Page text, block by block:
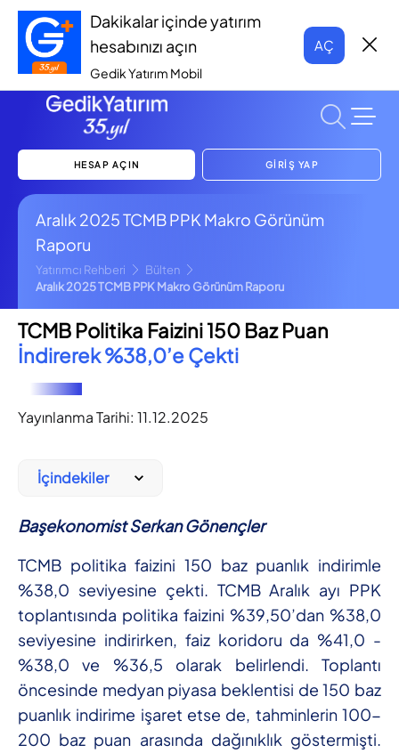
Dakikalar içinde yatırım
hesabınızı açın
Gedik Yatırım Mobil
AÇ
HESAP AÇIN GİRİŞ YAP
Aralık 2025 TCMB PPK Makro Görünüm
Raporu
Yatırımcı Rehberi
Bülten
Aralık 2025 TCMB PPK Makro Görünüm Raporu
TCMB Politika Faizini 150 Baz Puan
İndirerek %38,0’e Çekti
Yayınlanma Tarihi: 11.12.2025
İçindekiler
Başekonomist Serkan Gönençler
TCMB politika faizini 150 baz puanlık indirimle
%38,0 seviyesine çekti. TCMB Aralık ayı PPK
toplantısında politika faizini %39,50’dan %38,0
seviyesine indirirken, faiz koridoru da %41,0 -
%38,0 ve %36,5 olarak belirlendi. Toplantı
öncesinde medyan piyasa beklentisi de 150 baz
puanlık indirime işaret etse de, tahminlerin 100-
200 baz puan arasında dağınıklık göstermişti.